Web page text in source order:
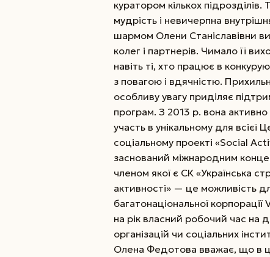
куратором кількох
мудрість і невичерпна
шармом Олени Станіславівни
колег і партнерів. Чимало її
навіть ті, хто працює в
з повагою і вдячністю.
особливу увагу приділяє
програм. З 2013 р. вона активно
участь в унікальному для
соціальному проекті «Social
заснований міжнародним
членом якої є СК «Українська
активності» — це можливість
багатонаціональної
на рік власний робочий час на
організацій чи соціальних
Олена Федотова вважає, що в